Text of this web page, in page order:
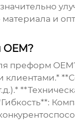
и
преформ OEM